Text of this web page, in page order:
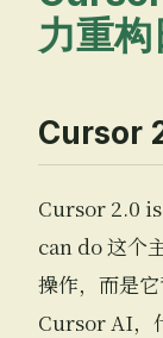
力重
Cursor
Cursor 2.0
can do 这个
操作，而是
Cursor AI，